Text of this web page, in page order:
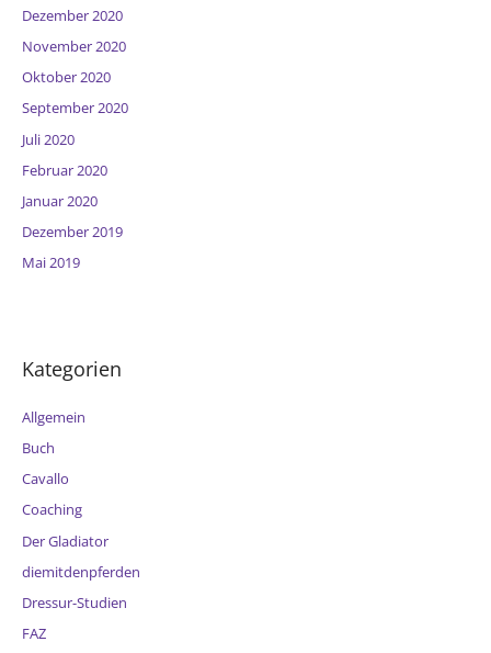
Dezember 2020
November 2020
Oktober 2020
September 2020
Juli 2020
Februar 2020
Januar 2020
Dezember 2019
Mai 2019
Kategorien
Allgemein
Buch
Cavallo
Coaching
Der Gladiator
diemitdenpferden
Dressur-Studien
FAZ